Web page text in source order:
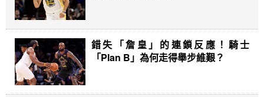
錯失「詹皇」的連鎖反應！騎士
「Plan B」為何走得舉步維艱？